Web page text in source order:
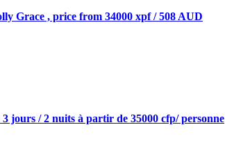
Grace , price from 34000 xpf / 508 AUD
jours / 2 nuits à partir de 35000 cfp/ personne